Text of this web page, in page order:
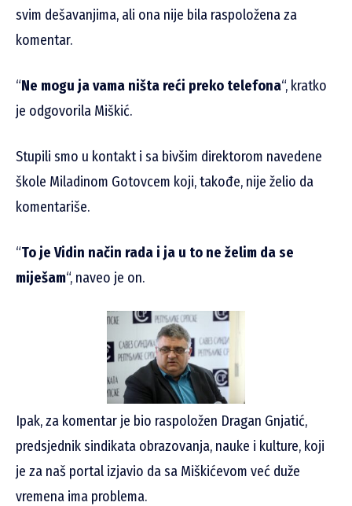
svim dešavanjima, ali ona nije bila raspoložena za
komentar.
“Ne mogu ja vama ništa reći preko telefona“, kratko
je odgovorila Miškić.
Stupili smo u kontakt i sa bivšim direktorom navedene
škole Miladinom Gotovcem koji, takođe, nije želio da
komentariše.
“To je Vidin način rada i ja u to ne želim da se
miješam“, naveo je on.
Ipak, za komentar je bio raspoložen Dragan Gnjatić,
predsjednik sindikata obrazovanja, nauke i kulture, koji
je za naš portal izjavio da sa Miškićevom već duže
vremena ima problema.